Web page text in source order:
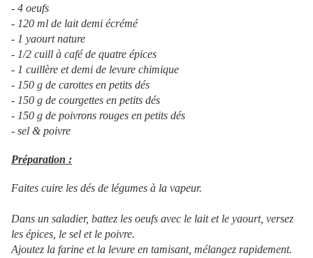
- 4 oeufs
- 120 ml de lait demi écrémé
- 1 yaourt nature
- 1/2 cuill à café de quatre épices
- 1 cuillère et demi de levure chimique
- 150 g de carottes en petits dés
- 150 g de courgettes en petits dés
- 150 g de poivrons rouges en petits dés
- sel & poivre
Préparation :
Faites cuire les dés de légumes à la vapeur.
Dans un saladier, battez les oeufs avec le lait et le yaourt, versez
les épices, le sel et le poivre.
Ajoutez la farine et la levure en tamisant, mélangez rapidement.